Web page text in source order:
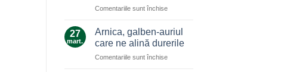
Comentariile sunt închisepentru
de
ghimbir.
Un
ajutor
27
mart.
Arnica, galben-auriul
care ne alină durerile
Comentariile sunt închisepentru